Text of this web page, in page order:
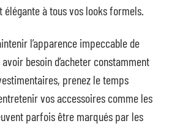
à tous vos looks formels.
l’apparence impeccable de
besoin d’acheter constamment
prenez le temps
vos accessoires comme les
parfois être marqués par les